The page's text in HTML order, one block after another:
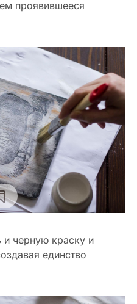
проявившееся
черную краску и
единство